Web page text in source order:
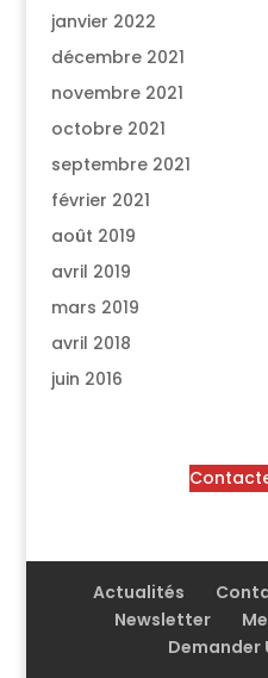
janvier 2022
décembre 2021
novembre 2021
octobre 2021
septembre 2021
février 2021
août 2019
avril 2019
mars 2019
avril 2018
juin 2016
Actualités
Newsletter
Demander